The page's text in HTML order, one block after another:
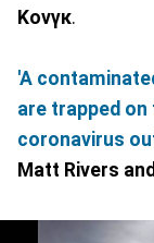
Κονγκ.
'A
are trapped on
coronavirus
Matt Rivers